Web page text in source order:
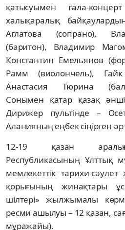
қатысуымен гала-
халықаралық
Аглатова (сопрано),
(баритон), Владимир
Константин Емельянов
Рамм (виолончель),
Анастасия Тюрина
Сонымен қатар қазақ
Дирижер пультінде –
Аланияның еңбек сіңірген
12-19 қазан
Республикасының Ұлттық
мемлекеттік тарихи-
қорығының жинақтары
шілтері» жылжымалы
ресми ашылуы – 12 қазан,
мұражайы).